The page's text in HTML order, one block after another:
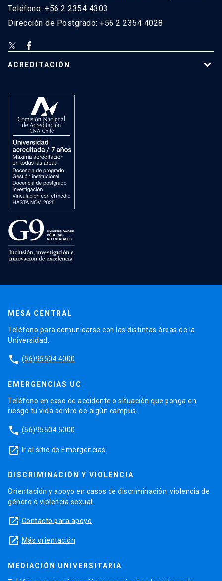
Teléfono: +56 2 2354 4303
Dirección de Postgrado: +56 2 2354 4028
ACREDITACIÓN
MESA CENTRAL
Teléfono para comunicarse con las distintas áreas de la
Universidad.
phone (56)95504 4000
EMERGENCIAS UC
Teléfono en caso de accidente o situación que ponga en
riesgo tu vida dentro de algún campus.
phone (56)95504 5000
launch Ir al sitio de Emergencias
DISCRIMINACIÓN Y VIOLENCIA
Orientación y apoyo en casos de discriminación, violencia de
género o violencia sexual.
launch Contacto para apoyo
launch Más orientación
MEDIACIÓN UNIVERSITARIA